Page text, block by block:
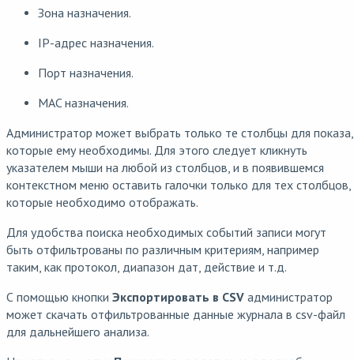
Зона назначения.
IP-адрес назначения.
Порт назначения.
MAC назначения.
Администратор может выбрать только те столбцы для показа,
которые ему необходимы. Для этого следует кликнуть
указателем мыши на любой из столбцов, и в появившемся
контекстном меню оставить галочки только для тех столбцов,
которые необходимо отображать.
Для удобства поиска необходимых событий записи могут
быть отфильтрованы по различным критериям, например
таким, как протокол, диапазон дат, действие и т.д.
С помощью кнопки Экспортировать в CSV администратор
может скачать отфильтрованные данные журнала в csv-файл
для дальнейшего анализа.